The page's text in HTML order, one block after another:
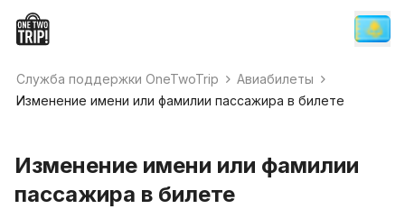
Служба поддержки OneTwoTrip
Авиабилеты
Изменение имени или фамилии пассажира в билете
Изменение имени или фамилии
пассажира в билете